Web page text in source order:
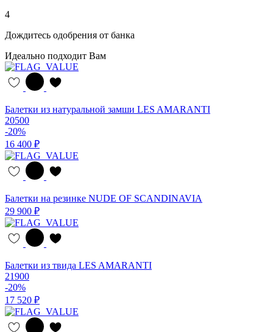
4
Дождитесь одобрения от банка
Идеально подходит Вам
Балетки из натуральной замши LES AMARANTI
20500
-20%
16 400 ₽
Балетки на резинке NUDE OF SCANDINAVIA
29 900 ₽
Балетки из твида LES AMARANTI
21900
-20%
17 520 ₽